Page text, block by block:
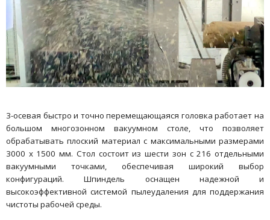
3-осевая быстро и точно перемещающаяся головка работает на
большом многозонном вакуумном столе, что позволяет
обрабатывать плоский материал с максимальными размерами
3000 x 1500 мм. Стол состоит из шести зон с 216 отдельными
вакуумными точками, обеспечивая широкий выбор
конфигураций. Шпиндель оснащен надежной и
высокоэффективной системой пылеудаления для поддержания
чистоты рабочей среды.